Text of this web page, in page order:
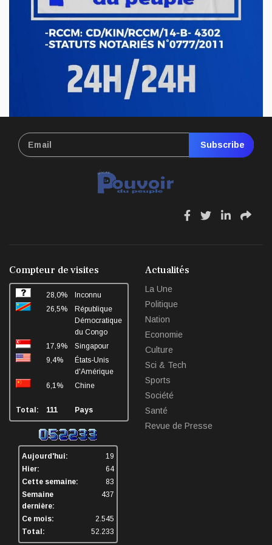
Avr 21, 2026
ECONOMIE & FINANCES
RDC : hausse du prix de carburant,
nouvelle pression sur le pouvoir d’achat
Subscribe
fa
fa
fa
fa
Compteur de visites
28,0%
Inconnu
26,5%
République
Démocratique
du Congo
17,9%
Singapour
9,4%
États-Unis
d'Amérique
6,1%
Chine
Total: 111 Pays
Aujourd'hui:
19
Hier:
64
Cette semaine:
83
Semaine
dernière:
437
Ce mois:
2.545
Total:
52.233
Actualités
La Une
Politique
Nation
Economie
Culture
Sci & Tech
Sports
Société
Santé
Revue de Presse